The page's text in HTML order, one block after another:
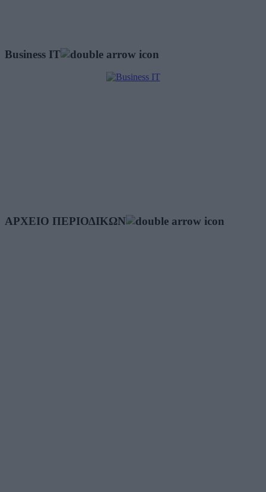
Business IT
ΑΡΧΕΙΟ ΠΕΡΙΟΔΙΚΩΝ